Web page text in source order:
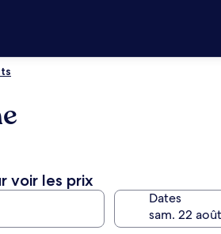
voir les prix
Dates